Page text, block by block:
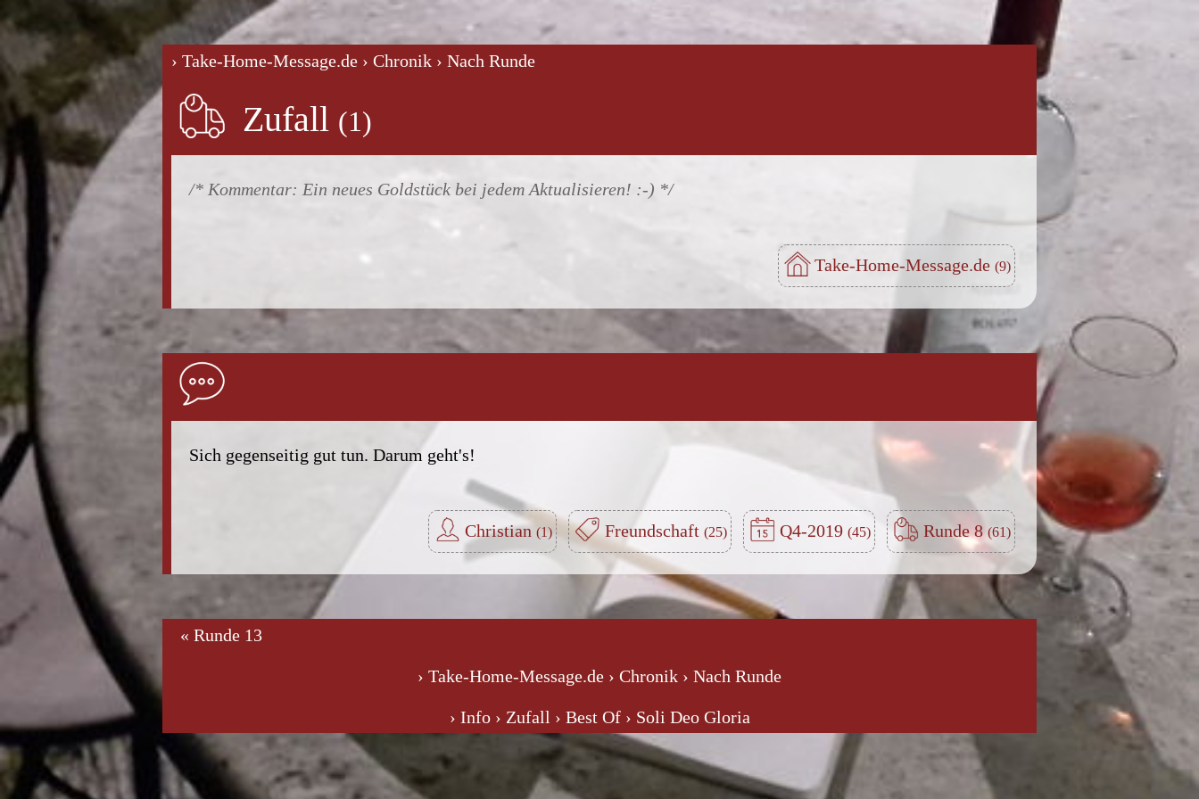
› Take-Home-Message.de › Chronik › Nach Runde
Zufall
Ein neues Goldstück bei jedem Aktualisieren! :-)
Take-Home-Message.de
Sich gegenseitig gut tun. Darum geht's!
Christian Freundschaft Q4-2019 Runde 8
« Runde 13
› Take-Home-Message.de › Chronik › Nach Runde
› Info › Zufall › Best Of › Soli Deo Gloria